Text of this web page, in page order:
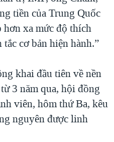
TRỘM HẢI SÂM
TỪ NÔNG THÔN MỸ
tiền của Trung Quốc
xa mức độ thích
cơ bản hiện hành.”
khai đầu tiên về nền
3 năm qua, hội đồng
viên, hôm thứ Ba, kêu
nguyên được linh